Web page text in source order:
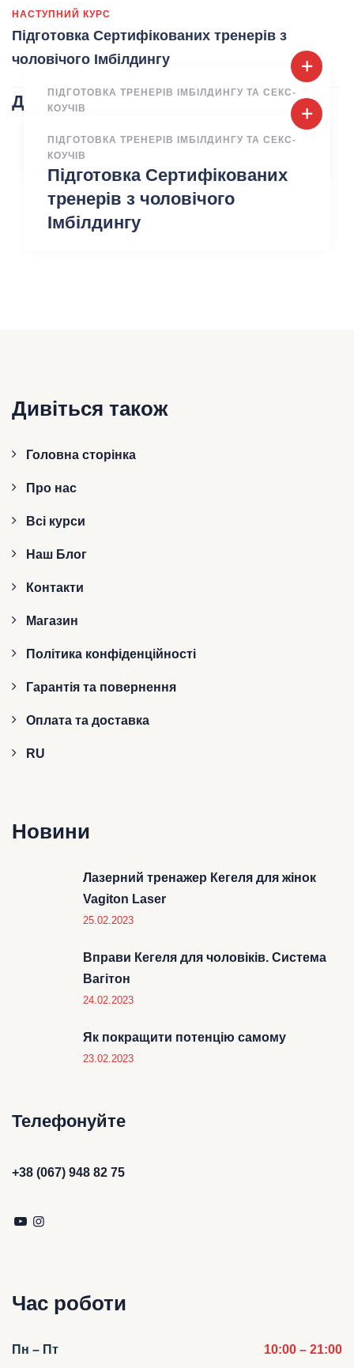
НАСТУПНИЙ КУРС
Підготовка Сертифікованих тренерів з
чоловічого Імбілдингу
Другие курсы
ПІДГОТОВКА ТРЕНЕРІВ ІМБІЛДИНГУ ТА СЕКС-
КОУЧІВ
секс-коучів
ПІДГОТОВКА ТРЕНЕРІВ ІМБІЛДИНГУ ТА СЕКС-
КОУЧІВ
Підготовка Сертифікованих
тренерів з чоловічого
Імбілдингу
Дивіться також
Головна сторінка
Про нас
Всі курси
Наш Блог
Контакти
Магазин
Політика конфіденційності
Гарантія та повернення
Оплата та доставка
RU
Новини
Лазерний тренажер Кегеля для жінок
Vagiton Laser
25.02.2023
Вправи Кегеля для чоловіків. Система
Вагітон
24.02.2023
Як покращити потенцію самому
23.02.2023
Телефонуйте
+38 (067) 948 82 75
Час роботи
Пн – Пт 10:00 – 21:00